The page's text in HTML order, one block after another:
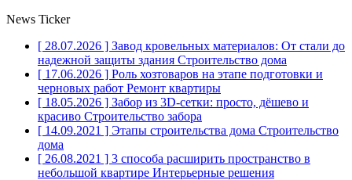
News Ticker
[ 28.07.2026 ] Завод кровельных материалов: От стали до
надежной защиты здания Строительство дома
[ 17.06.2026 ] Роль хозтоваров на этапе подготовки и
черновых работ Ремонт квартиры
[ 18.05.2026 ] Забор из 3D-сетки: просто, дёшево и
красиво Строительство забора
[ 14.09.2021 ] Этапы строительства дома Строительство
дома
[ 26.08.2021 ] 3 способа расширить пространство в
небольшой квартире Интерьерные решения